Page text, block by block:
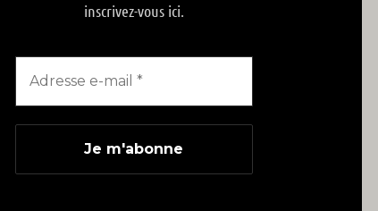
inscrivez-vous ici.